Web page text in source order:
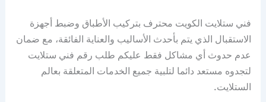
فني ستلايت الكويت محترف بتركيب الأطباق وضبط أجهزة
الاستقبال الذي يتم بأحدث الأساليب والعناية الفائقة، مع ضمان
عدم حدوث أي مشاكل فقط عليكم طلب رقم فني ستلايت
لتجدوه مستعد دائما لتلبية جميع الخدمات المتعلقة بعالم
الستلايت.